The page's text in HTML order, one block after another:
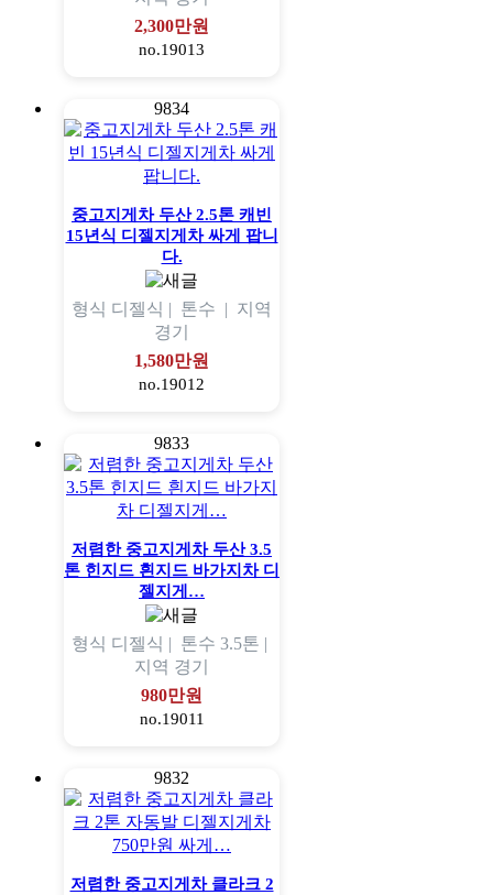
2,300만원
no.19013
9834
중고지게차 두산 2.5톤 캐빈
15년식 디젤지게차 싸게 팝니
다.
형식 디젤식 | 톤수 | 지역
경기
1,580만원
no.19012
9833
저렴한 중고지게차 두산 3.5
톤 힌지드 흰지드 바가지차 디
젤지게…
형식 디젤식 | 톤수 3.5톤 |
지역 경기
980만원
no.19011
9832
저렴한 중고지게차 클라크 2